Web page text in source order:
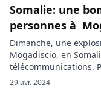
[…]
Somalie: une
personnes à
Dimanche, une
Mogadiscio, en
télécommunications.
revendiqué la
29 avr. 2024